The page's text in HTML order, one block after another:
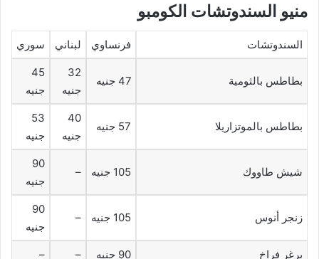
منيو السندوتشات الكومبو
السندوتشات فرنساوي لبناني سوري
بطاطس بالثومية 47 جنيه
32
جنيه
45
جنيه
بطاطس بالموتزاريلا 57 جنيه
40
جنيه
53
جنيه
شيش طاووك 105 جنيه –
90
جنيه
زنجر أنوس 105 جنيه –
90
جنيه
برغر فراخ 90 جنيه –
–